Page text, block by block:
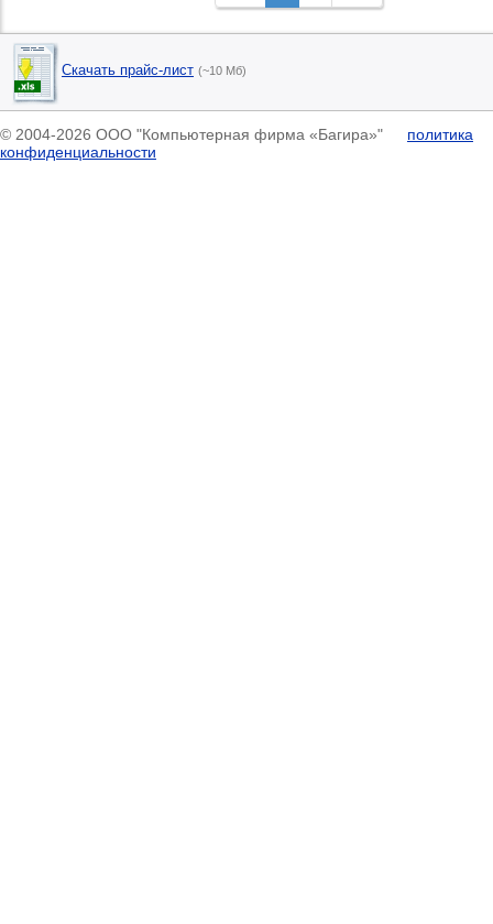
Скачать прайс-лист (~10 Мб)
© 2004-2026 ООО "Компьютерная фирма «Багира»" политика
конфиденциальности